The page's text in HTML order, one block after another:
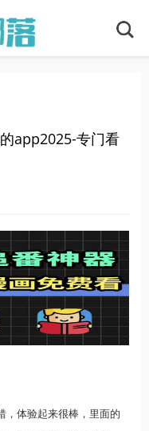
app2025-专门看
，体验起来很棒，里面的